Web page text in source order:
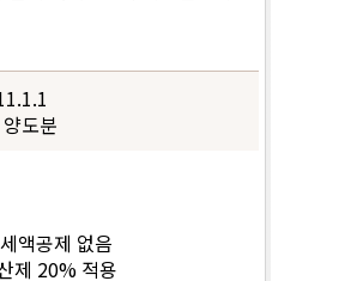
도분
액공제 없음
제 20% 적용